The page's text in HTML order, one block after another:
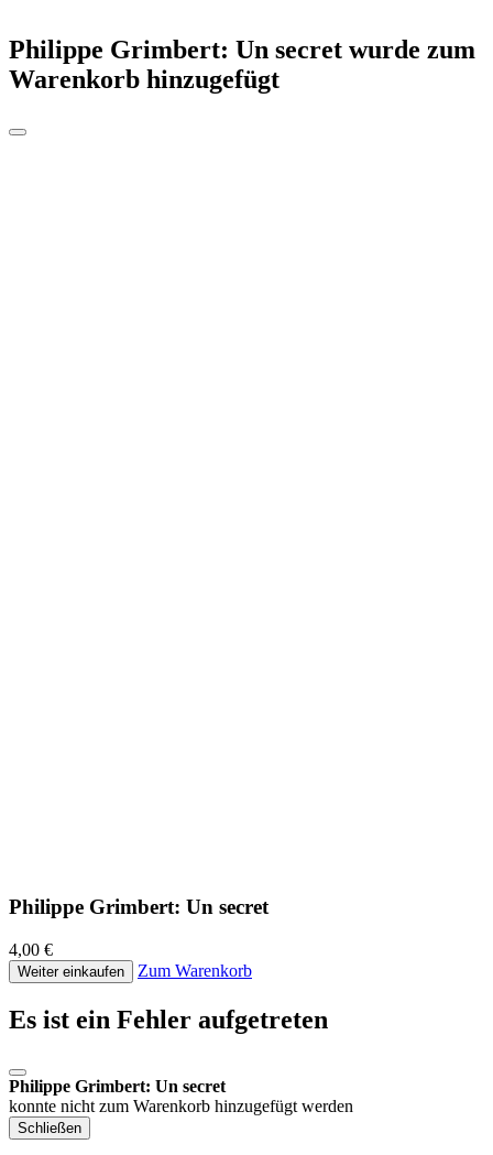
Philippe Grimbert: Un secret wurde zum
Warenkorb hinzugefügt
Philippe Grimbert: Un secret
4,00 €
Weiter einkaufen Zum Warenkorb
Es ist ein Fehler aufgetreten
Philippe Grimbert: Un secret
konnte nicht zum Warenkorb hinzugefügt werden
Schließen